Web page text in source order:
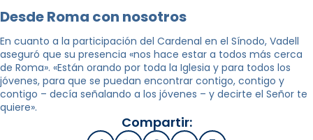
Desde Roma con nosotros
En cuanto a la participación del Cardenal en el Sínodo, Vadell
aseguró que su presencia «nos hace estar a todos más cerca
de Roma». «Están orando por toda la Iglesia y para todos los
jóvenes, para que se puedan encontrar contigo, contigo y
contigo – decía señalando a los jóvenes – y decirte el Señor te
quiere».
Compartir: